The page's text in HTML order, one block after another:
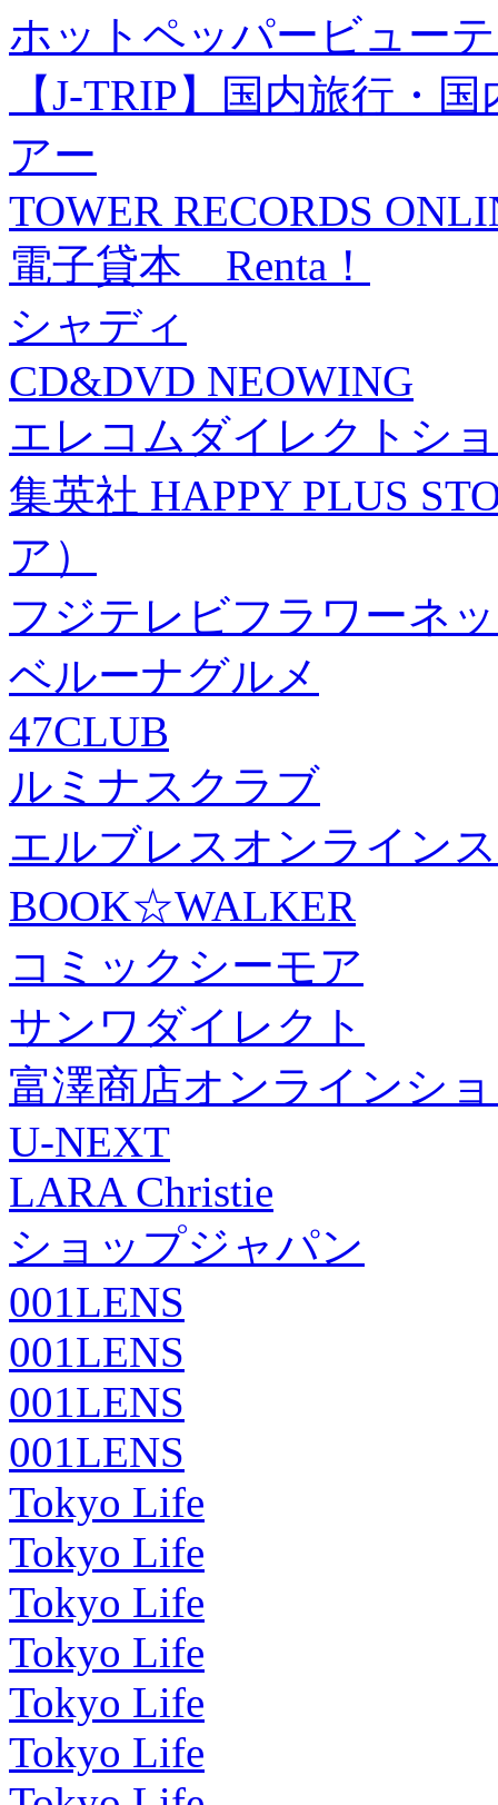
ホットペッパービュー
【J-TRIP】国内旅行・
アー
TOWER RECORDS
電子貸本 Renta！
シャディ
CD&DVD NEOWING
エレコムダイレクトシ
集英社 HAPPY PLUS
ア）
フジテレビフラワーネ
ベルーナグルメ
47CLUB
ルミナスクラブ
エルブレスオンライン
BOOK☆WALKER
コミックシーモア
サンワダイレクト
富澤商店オンラインシ
U-NEXT
LARA Christie
ショップジャパン
001LENS
001LENS
001LENS
001LENS
Tokyo Life
Tokyo Life
Tokyo Life
Tokyo Life
Tokyo Life
Tokyo Life